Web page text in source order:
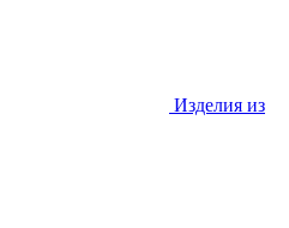
Изделия из